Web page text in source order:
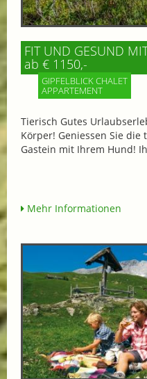
FIT UND GESUND
ab € 1150,-
GIPFELBLICK CHALET
APPARTEMENT
Tierisch Gutes
Körper! Geniessen Sie
Gastein mit Ihrem Hund!
Mehr Informationen